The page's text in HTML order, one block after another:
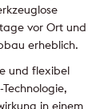
vor Ort und
erheblich.
und flexibel
in einem